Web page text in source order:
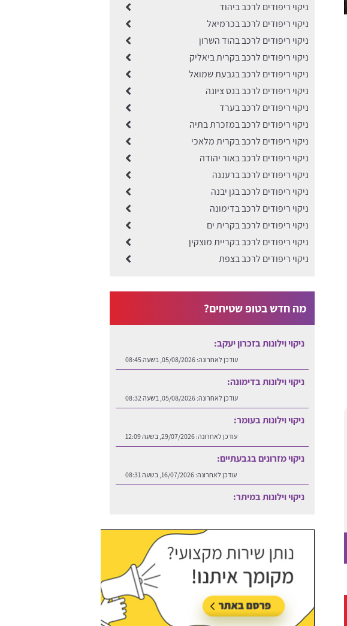
ניקוי ריפודים לרכב ביהוד
ניקוי ריפודים לרכב בכרמיאל
ניקוי ריפודים לרכב בהוד השרון
ניקוי ריפודים לרכב בקרית ביאליק
ניקוי ריפודים לרכב בגבעת שמואל
ניקוי ריפודים לרכב בנס ציונה
ניקוי ריפודים לרכב בערד
ניקוי ריפודים לרכב במזכרת בתיה
ניקוי ריפודים לרכב בקרית מלאכי
ניקוי ריפודים לרכב באור יהודה
ניקוי ריפודים לרכב ברעננה
ניקוי ריפודים לרכב בגן יבנה
ניקוי ריפודים לרכב בדימונה
ניקוי ריפודים לרכב בקרית ים
ניקוי ריפודים לרכב בקריית מוצקין
ניקוי ריפודים לרכב בצפת
מה חדש בטופ שטיחים?
ניקוי וילונות בזכרון יעקב:
עודכן לאחרונה:05/08/2026, בשעה 08:45
ניקוי וילונות בדימונה:
עודכן לאחרונה:05/08/2026, בשעה 08:32
ניקוי וילונות בעומר:
עודכן לאחרונה:29/07/2026, בשעה 12:09
ניקוי מזרונים בגבעתיים:
עודכן לאחרונה:16/07/2026, בשעה 08:31
ניקוי וילונות במיתר: